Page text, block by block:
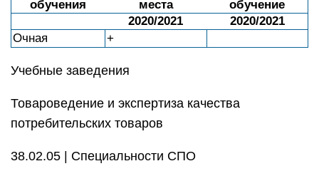
обучения
места
обучение
2020/2021
2020/2021
Очная
+
Учебные заведения
Товароведение и экспертиза качества
потребительских товаров
38.02.05 | Специальности СПО